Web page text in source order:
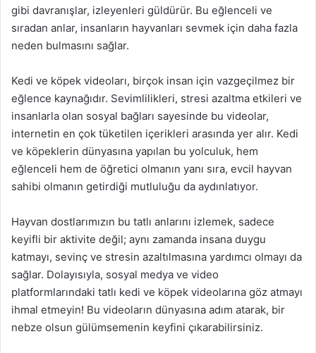
gibi davranışlar, izleyenleri güldürür. Bu eğlenceli ve
sıradan anlar, insanların hayvanları sevmek için daha fazla
neden bulmasını sağlar.
Kedi ve köpek videoları, birçok insan için vazgeçilmez bir
eğlence kaynağıdır. Sevimlilikleri, stresi azaltma etkileri ve
insanlarla olan sosyal bağları sayesinde bu videolar,
internetin en çok tüketilen içerikleri arasında yer alır. Kedi
ve köpeklerin dünyasına yapılan bu yolculuk, hem
eğlenceli hem de öğretici olmanın yanı sıra, evcil hayvan
sahibi olmanın getirdiği mutluluğu da aydınlatıyor.
Hayvan dostlarımızın bu tatlı anlarını izlemek, sadece
keyifli bir aktivite değil; aynı zamanda insana duygu
katmayı, sevinç ve stresin azaltılmasına yardımcı olmayı da
sağlar. Dolayısıyla, sosyal medya ve video
platformlarındaki tatlı kedi ve köpek videolarına göz atmayı
ihmal etmeyin! Bu videoların dünyasına adım atarak, bir
nebze olsun gülümsemenin keyfini çıkarabilirsiniz.